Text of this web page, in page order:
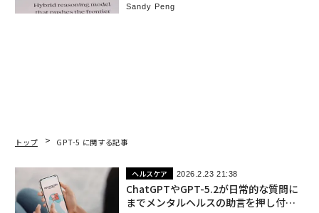
Sandy Peng
トップ GPT-5 に関する記事
ヘルスケア 2026.2.23 21:38
ChatGPTやGPT-5.2が日常的な質問に
までメンタルヘルスの助言を押し付け